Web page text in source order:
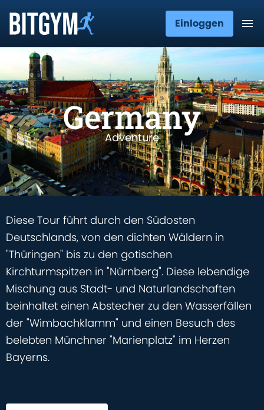
Einloggen
Germany
Adventure
Diese Tour führt durch den Südosten
Deutschlands, von den dichten Wäldern in
"Thüringen" bis zu den gotischen
Kirchturmspitzen in "Nürnberg". Diese lebendige
Mischung aus Stadt- und Naturlandschaften
beinhaltet einen Abstecher zu den Wasserfällen
der "Wimbachklamm" und einen Besuch des
belebten Münchner "Marienplatz" im Herzen
Bayerns.